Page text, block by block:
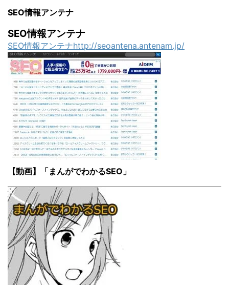
SEO情報アンテナ
SEO情報アンテナ
SEO情報アンテナhttp://seoantena.antenam.jp/
【動画】「まんがでわかるSEO」